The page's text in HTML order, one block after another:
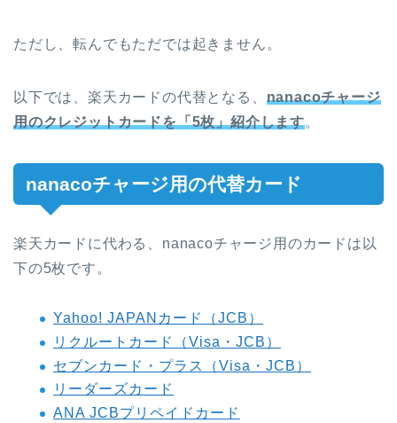
ただし、転んでもただでは起きません。
以下では、楽天カードの代替となる、 nanacoチャージ
用のクレジットカードを「5枚」紹介します。
nanacoチャージ用の代替カード
楽天カードに代わる、nanacoチャージ用のカードは以
下の5枚です。
Yahoo! JAPANカード（JCB）
リクルートカード（Visa・JCB）
セブンカード・プラス（Visa・JCB）
リーダーズカード
ANA JCBプリペイドカード